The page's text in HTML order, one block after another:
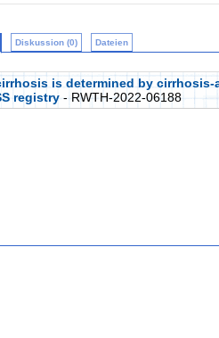
Diskussion (0) Dateien
is determined by
registry - RWTH-2022-06188